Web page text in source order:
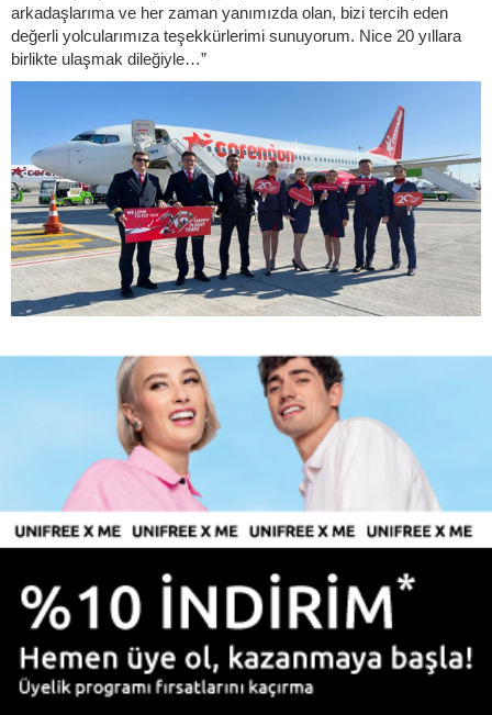
arkadaşlarıma ve her zaman yanımızda olan, bizi tercih eden
değerli yolcularımıza teşekkürlerimi sunuyorum. Nice 20 yıllara
birlikte ulaşmak dileğiyle…”